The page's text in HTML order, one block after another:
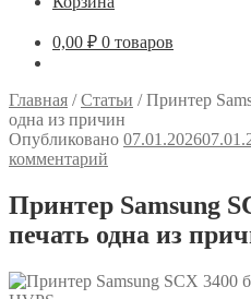
0,00 ₽ 0 товаров
Главная /Статьи /Принтер
одна из причин
Опубликовано 07.01.2026
комментарий
Принтер Samsung
печать одна из